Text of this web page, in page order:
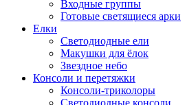
Входные группы
Готовые светящиеся арки
Елки
Светодиодные ели
Макушки для ёлок
Звездное небо
Консоли и перетяжки
Консоли-триколоры
Светодиодные консоли